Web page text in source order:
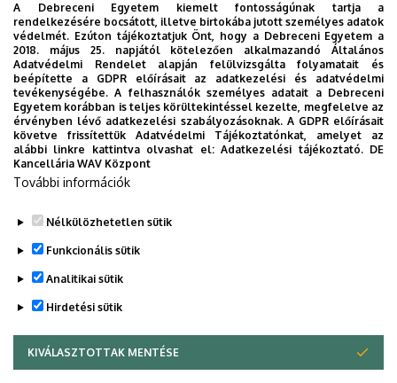
Legutóbbi frissítés: 2023. 08. 04. 08:18
A Debreceni Egyetem kiemelt fontosságúnak tartja a
rendelkezésére bocsátott, illetve birtokába jutott személyes adatok
védelmét. Ezúton tájékoztatjuk Önt, hogy a Debreceni Egyetem a
2018. május 25. napjától kötelezően alkalmazandó Általános
Adatvédelmi Rendelet alapján felülvizsgálta folyamatait és
beépítette a GDPR előírásait az adatkezelési és adatvédelmi
tevékenységébe. A felhasználók személyes adatait a Debreceni
Egyetem korábban is teljes körültekintéssel kezelte, megfelelve az
érvényben lévő adatkezelési szabályozásoknak. A GDPR előírásait
követve frissítettük Adatvédelmi Tájékoztatónkat, amelyet az
alábbi linkre kattintva olvashat el:Adatkezelési tájékoztató. DE
Kancellária WAV Központ
További információk
Nélkülözhetetlen sütik
Funkcionális sütik
Analitikai sütik
Hirdetési sütik
KIVÁLASZTOTTAK MENTÉSE
WITHDRAW CONSENT